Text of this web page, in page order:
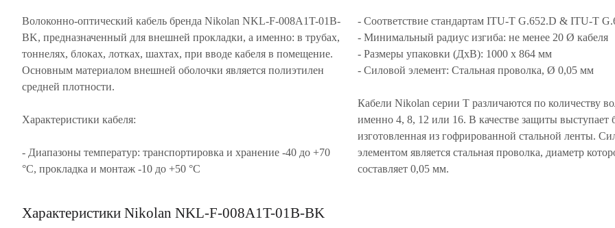
Волоконно-оптический кабель бренда Nikolan NKL-F-008A1T-01B-
BK, предназначенный для внешней прокладки, а именно: в трубах,
тоннелях, блоках, лотках, шахтах, при вводе кабеля в помещение.
Основным материалом внешней оболочки является полиэтилен
средней плотности.
Характеристики кабеля:
- Диапазоны температур: транспортировка и хранение -40 до +70
°C, прокладка и монтаж -10 до +50 °C
- Соответствие стандартам ITU-T G.652.D & ITU-T
- Минимальный радиус изгиба: не менее 20 Ø кабеля
- Размеры упаковки (ДхВ): 1000 х 864 мм
- Силовой элемент: Стальная проволка, Ø 0,05 мм
Кабели Nikolan серии T различаются по количеству
именно 4, 8, 12 или 16. В качестве защиты выступает
изготовленная из гофрированной стальной ленты.
элементом является стальная проволка, диаметр
составляет 0,05 мм.
Характеристики Nikolan NKL-F-008A1T-01B-BK